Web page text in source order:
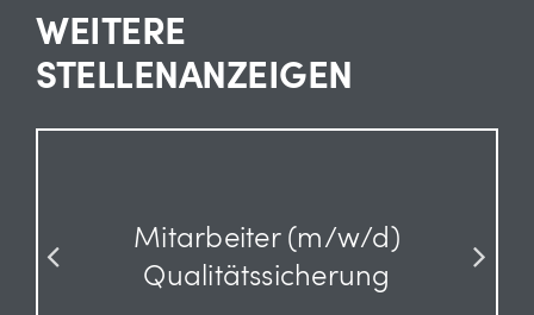
WEITERE
STELLENANZEIGEN
Mitarbeiter (m/w/d)
Qualitätssicherung